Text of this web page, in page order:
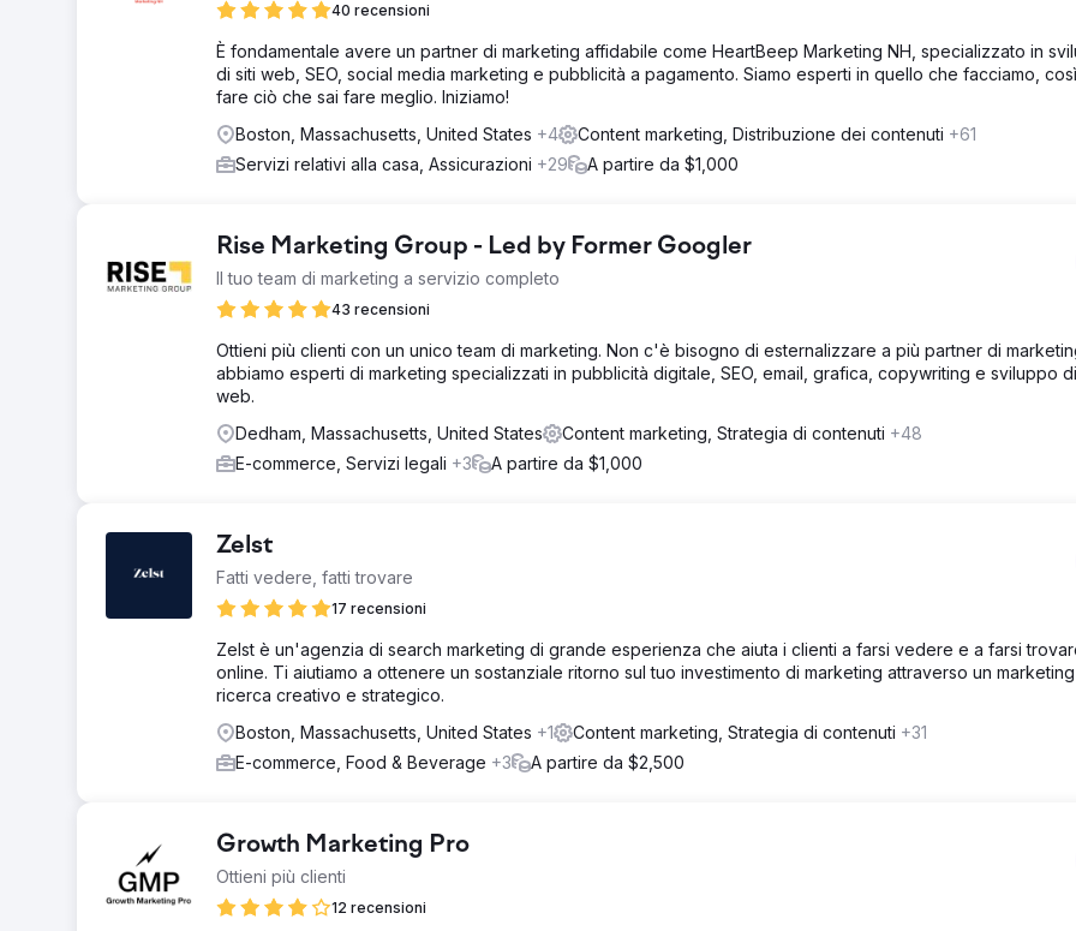
40 recensioni
È fondamentale avere un partner di marketing affidabile come HeartBeep Marketing NH, specializzato in
di siti web, SEO, social media marketing e pubblicità a pagamento. Siamo esperti in quello che facciamo,
fare ciò che sai fare meglio. Iniziamo!
Boston, Massachusetts, United States +4 Content marketing, Distribuzione dei contenuti +61
Servizi relativi alla casa, Assicurazioni +29 A partire da $1,000
Rise Marketing Group - Led by Former Googler
Il tuo team di marketing a servizio completo
43 recensioni
Ottieni più clienti con un unico team di marketing. Non c'è bisogno di esternalizzare a più partner di
abbiamo esperti di marketing specializzati in pubblicità digitale, SEO, email, grafica, copywriting e sviluppo
web.
Dedham, Massachusetts, United States
Content marketing, Strategia di contenuti +48
E-commerce, Servizi legali +3 A partire da $1,000
Zelst
Fatti vedere, fatti trovare
17 recensioni
Zelst è un'agenzia di search marketing di grande esperienza che aiuta i clienti a farsi vedere e a farsi
online. Ti aiutiamo a ottenere un sostanziale ritorno sul tuo investimento di marketing attraverso un
ricerca creativo e strategico.
Boston, Massachusetts, United States +1 Content marketing, Strategia di contenuti +31
E-commerce, Food & Beverage +3 A partire da $2,500
Growth Marketing Pro
Ottieni più clienti
12 recensioni